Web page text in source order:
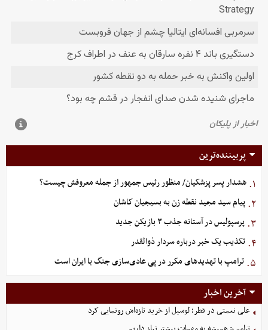
پربیننده‌ترین
۱. هشدار پسر پزشکیان/ منظور رئیس جمهور از جمله معروفش چیست؟
۲. پیام سید مجید نقطه زن به بسیجیان کاشان
۳. پرسپولیس در آستانه جذب ۳ بازیکن جدید
۴. تکذیب یک خبر درباره سردار ذوالقدر
۵. ترامپ با تهدیدهای مکرر در پی عادی‌سازی جنگ با ایران است
آخرین اخبار
علی نعمتی در قطر؛ لوسیل از خرید تازه‌اش رونمایی کرد